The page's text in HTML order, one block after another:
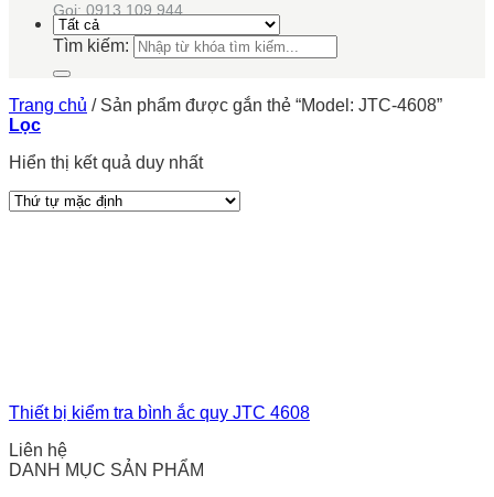
Gọi: 0913 109 944
Tìm kiếm:
Trang chủ /Sản phẩm được gắn thẻ “Model: JTC-4608”
Lọc
Hiển thị kết quả duy nhất
Thiết bị kiểm tra bình ắc quy JTC 4608
Liên hệ
DANH MỤC SẢN PHẨM